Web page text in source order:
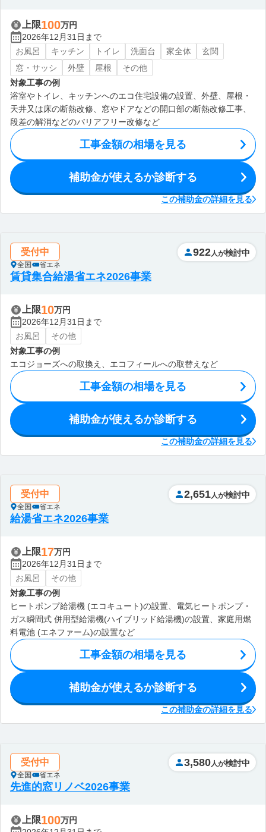
上限100万円
2026年12月31日まで
お風呂
キッチン トイレ 洗面台 家全体
玄関
窓・サッシ
外壁 屋根
その他
対象工事の例
浴室やトイレ、キッチンへのエコ住宅設備の設置、外壁、屋根・
天井又は床の断熱改修、窓やドアなどの開口部の断熱改修工事、
段差の解消などのバリアフリー改修など
工事金額の相場を見る
補助金が使えるか診断する
この補助金の詳細を見る
受付中
全国 省エネ
922 人が検討中
賃貸集合給湯省エネ2026事業
上限10万円
2026年12月31日まで
お風呂
その他
対象工事の例
エコジョーズへの取換え、エコフィールへの取替えなど
工事金額の相場を見る
補助金が使えるか診断する
この補助金の詳細を見る
受付中
全国 省エネ
2,651 人が検討中
給湯省エネ2026事業
上限17万円
2026年12月31日まで
お風呂
その他
対象工事の例
ヒートポンプ給湯機 (エコキュート)の設置、電気ヒートポンプ・
ガス瞬間式 併用型給湯機(ハイブリッド給湯機)の設置、家庭用燃
料電池 (エネファーム)の設置など
工事金額の相場を見る
補助金が使えるか診断する
この補助金の詳細を見る
受付中
全国 省エネ
3,580 人が検討中
先進的窓リノベ2026事業
上限100万円